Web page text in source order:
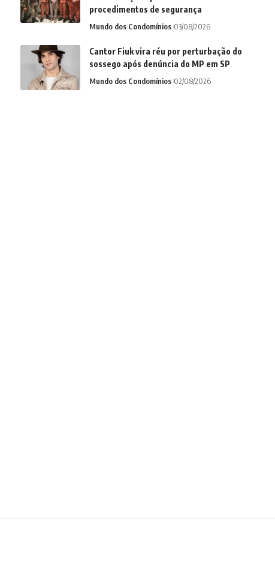
procedimentos de segurança
Mundo dos Condomínios 03/08/2026
Cantor Fiuk vira réu por perturbação do
sossego após denúncia do MP em SP
Mundo dos Condomínios 02/08/2026